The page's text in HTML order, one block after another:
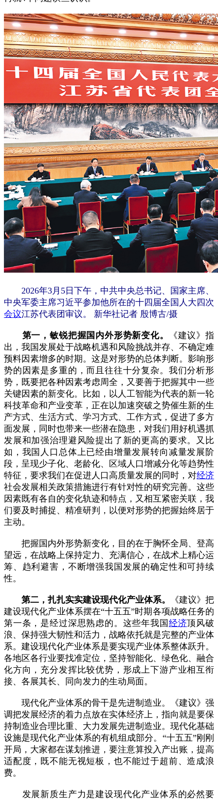
2026年3月5日下午，中共中央总书记、国家主席、
中央军委主席习近平参加他所在的十四届全国人大四次
会议江苏代表团审议。 新华社记者 殷博古/摄
第一，敏锐把握国内外形势新变化。
《建议》指
出，我国发展处于战略机遇和风险挑战并存、不确定难
预料因素增多的时期。这是对形势的总体判断。影响形
势的因素是多重的，而且往往十分复杂。我们分析形
势，既要把各种因素考虑周全，又要善于把握其中一些
关键因素的新变化。比如，以人工智能为代表的新一轮
科技革命和产业变革，正在以加速突破之势催生新的生
产方式、生活方式、学习方式、工作方式，促进了多方
面发展，同时也带来一些潜在隐患，对我们用好机遇抓
发展和加强治理避风险提出了新的更高的要求。又比
如，我国人口总体上已经由增量发展转向减量发展阶
段，呈现少子化、老龄化、区域人口增减分化等趋势性
特征，要求我们在促进人口高质量发展的同时，对经济
社会发展相关政策措施进行有针对性的研究完善。这些
因素既有各自的变化轨迹和特点，又相互紧密关联，我
们要及时捕捉、精准研判，以便对形势的把握始终居于
主动。
把握国内外形势新变化，目的在于胸怀全局、登高
望远，在战略上保持定力、充满信心，在战术上精心运
筹、趋利避害，不断增强我国发展的确定性和可持续
性。
第二，扎扎实实建设现代化产业体系。
《建议》把
建设现代化产业体系摆在“十五五”时期各项战略任务的
第一条，是经过深思熟虑的。这些年我国 经济顶风破
浪、保持强大韧性和活力，战略依托就是完整的产业体
系。建设现代化产业体系是要实现产业体系整体跃升。
各地区各行业要找准定位，坚持智能化、绿色化、融合
化方向，充分发挥比较优势，形成上下游产业相互衔
接、各展其长、同向发力的生动局面。
现代化产业体系的骨干是先进制造业。《建议》强
调把发展经济的着力点放在实体经济上，指向就是要保
持制造业合理比重、大力发展先进制造业。现代化基础
设施是现代化产业体系的有机组成部分。“十五五”刚刚
开局，大家都在谋划推进，要注意算投入产出账，提高
适配度，既不能无视短板，也不能过于超前、造成浪
费。
发展新质生产力是建设现代化产业体系的必然要